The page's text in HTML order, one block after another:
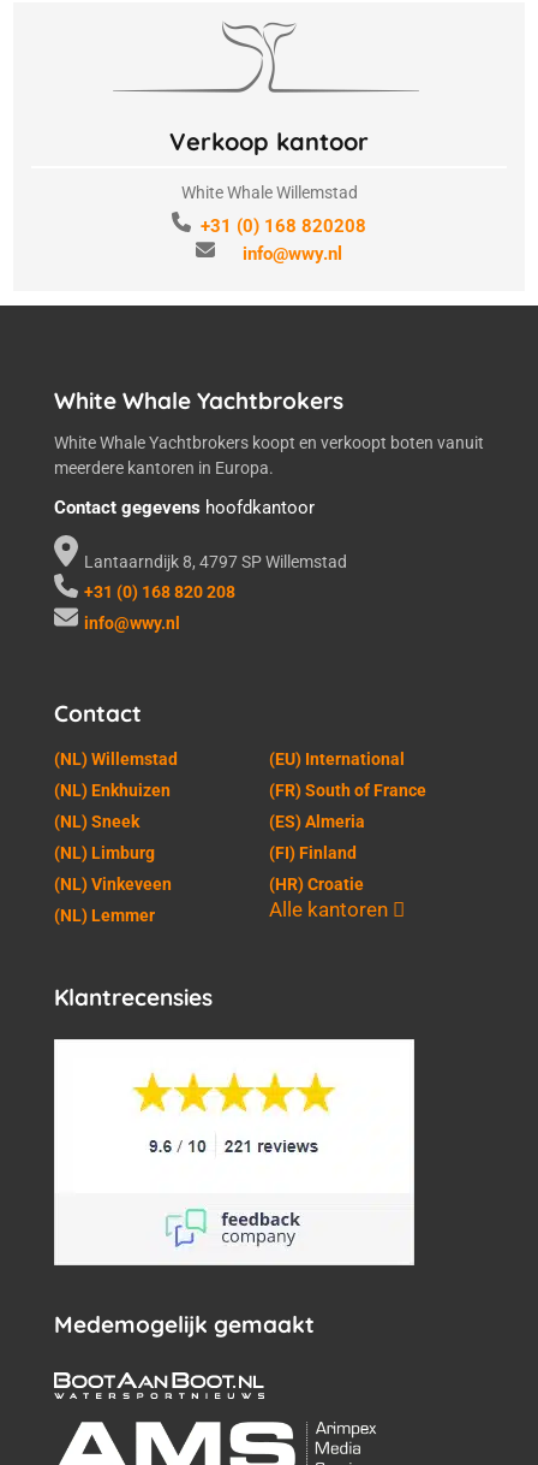
Verkoop kantoor
White Whale Willemstad
+31 (0) 168 820208
info@wwy.nl
White Whale Yachtbrokers
White Whale Yachtbrokers koopt en verkoopt boten vanuit
meerdere kantoren in Europa.
Contact gegevens hoofdkantoor
Lantaarndijk 8, 4797 SP Willemstad
+31 (0) 168 820 208
info@wwy.nl
Contact
(NL) Willemstad
(NL) Enkhuizen
(NL) Sneek
(NL) Limburg
(NL) Vinkeveen
(NL) Lemmer
(EU) International
(FR) South of France
(ES) Almeria
(FI) Finland
(HR) Croatie
Alle kantoren
Klantrecensies
Medemogelijk gemaakt